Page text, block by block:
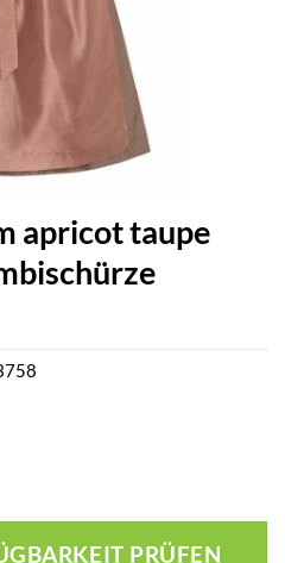
apricot taupe
PRÜFEN